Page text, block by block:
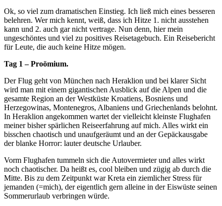
Ok, so viel zum dramatischen Einstieg. Ich ließ mich eines besseren
belehren. Wer mich kennt, weiß, dass ich Hitze 1. nicht ausstehen
kann und 2. auch gar nicht vertrage. Nun denn, hier mein
ungeschöntes und viel zu positives Reisetagebuch. Ein Reisebericht
für Leute, die auch keine Hitze mögen.
Tag 1 – Proömium.
Der Flug geht von München nach Heraklion und bei klarer Sicht
wird man mit einem gigantischen Ausblick auf die Alpen und die
gesamte Region an der Westküste Kroatiens, Bosniens und
Herzegowinas, Montenegros, Albaniens und Griechenlands belohnt.
In Heraklion angekommen wartet der vielleicht kleinste Flughafen
meiner bisher spärlichen Reiseerfahrung auf mich. Alles wirkt ein
bisschen chaotisch und unaufgeräumt und an der Gepäckausgabe
der blanke Horror: lauter deutsche Urlauber.
Vorm Flughafen tummeln sich die Autovermieter und alles wirkt
noch chaotischer. Da heißt es, cool bleiben und zügig ab durch die
Mitte. Bis zu dem Zeitpunkt war Kreta ein ziemlicher Stress für
jemanden (=mich), der eigentlich gern alleine in der Eiswüste seinen
Sommerurlaub verbringen würde.